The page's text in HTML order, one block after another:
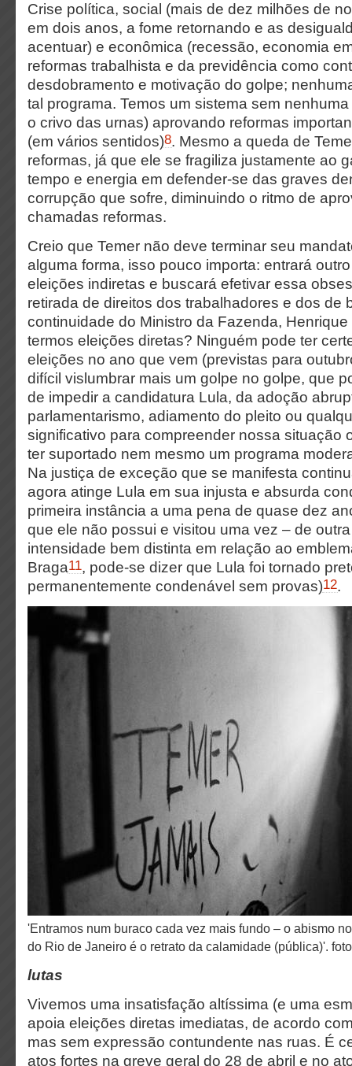
Crise política, social (mais de dez milhões de
em dois anos, a fome retornando e as
acentuar) e econômica (recessão, economia
reformas trabalhista e da previdência como
desdobramento e motivação do golpe;
tal programa. Temos um sistema sem
o crivo das urnas) aprovando reformas
(em vários sentidos)8. Mesmo a queda de
reformas, já que ele se fragiliza justamente ao
tempo e energia em defender-se das graves
corrupção que sofre, diminuindo o ritmo de
chamadas reformas.
Creio que Temer não deve terminar seu
alguma forma, isso pouco importa: entrará
eleições indiretas e buscará efetivar essa
retirada de direitos dos trabalhadores e dos de
continuidade do Ministro da Fazenda, Henrique
termos eleições diretas? Ninguém pode ter
eleições no ano que vem (previstas para
difícil vislumbrar mais um golpe no golpe, que
de impedir a candidatura Lula, da adoção
parlamentarismo, adiamento do pleito ou
significativo para compreender nossa situação
ter suportado nem mesmo um programa
Na justiça de exceção que se manifesta
agora atinge Lula em sua injusta e absurda
primeira instância a uma pena de quase dez
que ele não possui e visitou uma vez – de
intensidade bem distinta em relação ao
Braga11, pode-se dizer que Lula foi tornado
permanentemente condenável sem provas)12.
'Entramos num buraco cada vez mais fundo – o abismo nos espreita – e o Estado
do Rio de Janeiro é o retrato da calamidade (pública)'.
lutas
Vivemos uma insatisfação altíssima (e uma
apoia eleições diretas imediatas, de acordo
mas sem expressão contundente nas ruas. É
atos fortes na greve geral do 28 de abril e no